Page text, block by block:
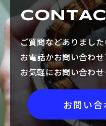
ご質問などありました
お電話かお問い合わ
お気軽にお問い合わ
お問い